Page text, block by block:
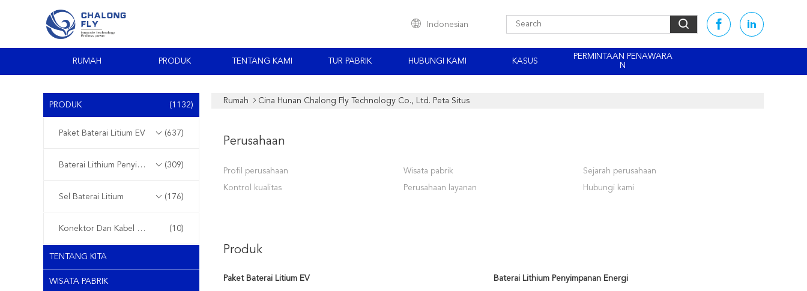
Indonesian
RUMAH PRODUK TENTANG KAMI TUR PABRIK HUBUNGI KAMI KASUS
PERMINTAAN PENAWARA
N
PRODUK (1132)
Paket Baterai Litium EV (637)
Baterai Lithium Penyimpanan Energi (309)
Sel Baterai Litium (176)
Konektor Dan Kabel Gelang (10)
TENTANG KITA
WISATA PABRIK
Rumah Cina Hunan Chalong Fly Technology Co., Ltd. Peta Situs
Perusahaan
Profil perusahaan Wisata pabrik
Sejarah perusahaan
Kontrol kualitas
Perusahaan layanan Hubungi kami
Produk
Paket Baterai Litium EV Baterai Lithium Penyimpanan Energi